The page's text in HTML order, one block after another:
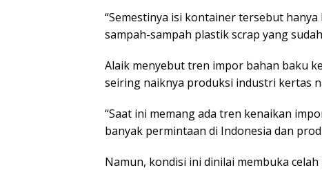
“Semestinya isi kontainer tersebut
sampah-sampah plastik scrap yang
Alaik menyebut tren impor bahan baku
seiring naiknya produksi industri kertas
“Saat ini memang ada tren kenaikan
banyak permintaan di Indonesia dan
Namun, kondisi ini dinilai membuka